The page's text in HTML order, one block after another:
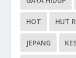
HOT HUT
JEPANG